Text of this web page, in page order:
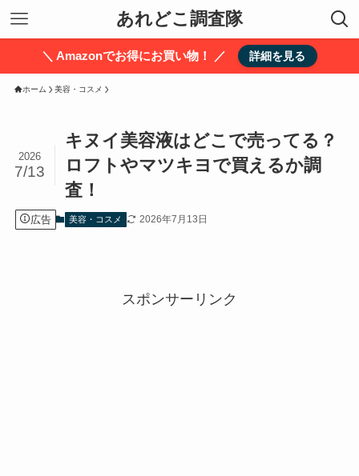
あれどこ調査隊
＼ Amazonでお得にお買い物！ ／ 詳細を見る
ホーム 美容・コスメ
キヌイ美容液はどこで売ってる？
ロフトやマツキヨで買えるか調
査！
2026
7/13
広告 美容・コスメ 2026年7月13日
スポンサーリンク